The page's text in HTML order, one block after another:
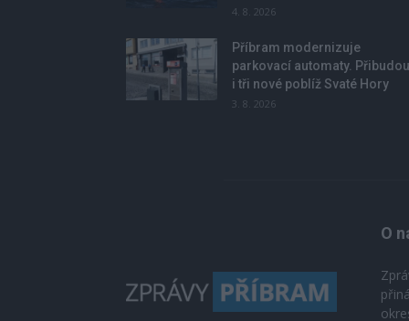
4. 8. 2026
Příbram modernizuje
parkovací automaty. Přibudou
i tři nové poblíž Svaté Hory
3. 8. 2026
O